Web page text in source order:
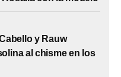
y Rauw
al chisme en los